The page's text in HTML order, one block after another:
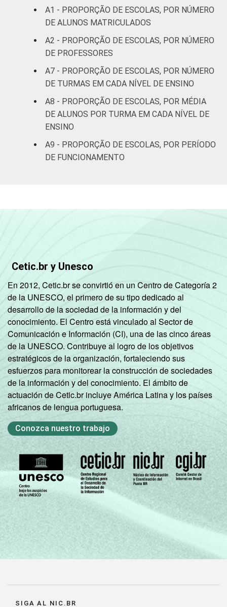
A1 - PROPORÇÃO DE ESCOLAS, POR NÚMERO
DE ALUNOS MATRICULADOS
A2 - PROPORÇÃO DE ESCOLAS, POR NÚMERO
DE PROFESSORES
A7 - PROPORÇÃO DE ESCOLAS, POR NÚMERO
DE TURMAS EM CADA NÍVEL DE ENSINO
A8 - PROPORÇÃO DE ESCOLAS, POR MÉDIA
DE ALUNOS POR TURMA EM CADA NÍVEL DE
ENSINO
A9 - PROPORÇÃO DE ESCOLAS, POR PERÍODO
DE FUNCIONAMENTO
Cetic.br y Unesco
En 2012, Cetic.br se convirtió en un Centro de Categoría 2
de la UNESCO, el primero de su tipo dedicado al
desarrollo de la sociedad de la información y del
conocimiento. El Centro está vinculado al Sector de
Comunicación e Información (CI), una de las cinco áreas
de la UNESCO. Contribuye al logro de los objetivos
estratégicos de la organización, fortaleciendo sus
esfuerzos para monitorear la construcción de sociedades
de la información y del conocimiento. El ámbito de
actuación de Cetic.br incluye América Latina y los países
africanos de lengua portuguesa.
Conozca nuestro trabajo
SIGA AL NIC.BR